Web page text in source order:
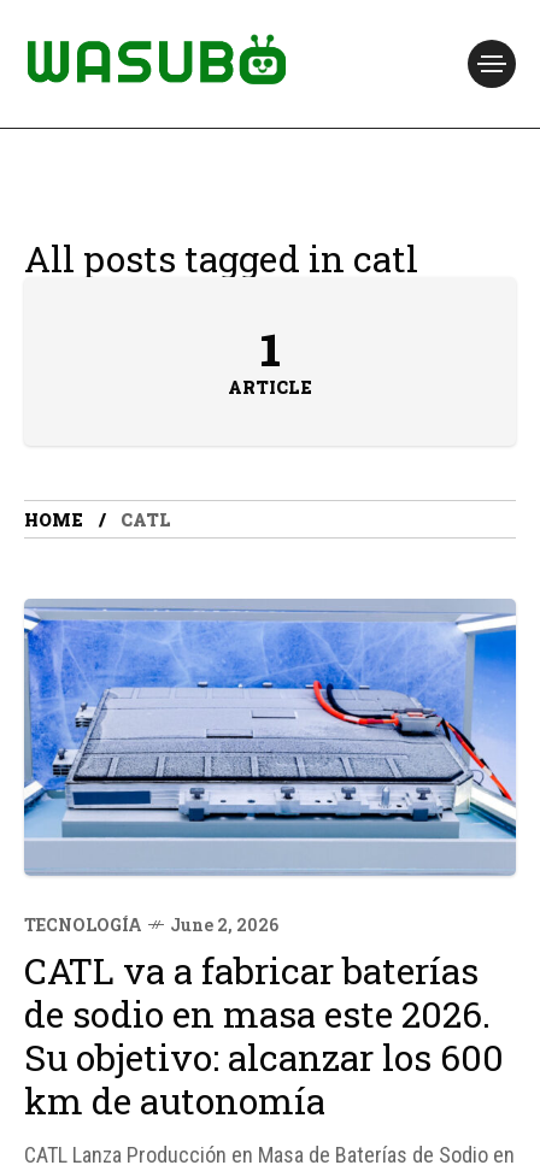
All posts tagged in catl
1
ARTICLE
HOME CATL
TECNOLOGÍA June 2, 2026
CATL va a fabricar baterías
de sodio en masa este 2026.
Su objetivo: alcanzar los 600
km de autonomía
CATL Lanza Producción en Masa de Baterías de Sodio en